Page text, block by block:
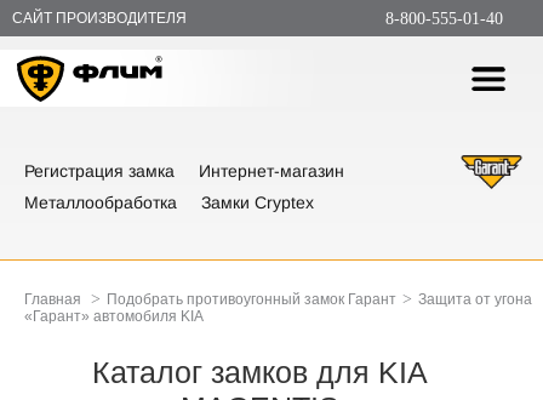
САЙТ ПРОИЗВОДИТЕЛЯ 8-800-555-01-40
Регистрация замка
Интернет-магазин
Металлообработка
Замки Cryptex
Главная > Подобрать противоугонный замок Гарант > Защита от угона
«Гарант» автомобиля KIA
Каталог замков для KIA